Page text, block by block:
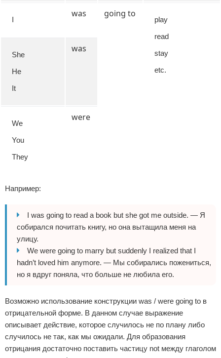
I
was going to
play
read
stay
etc.
She
He
It
was
We
You
They
were
Например:
I was going to read a book but she got me outside. — Я
собирался почитать книгу, но она вытащила меня на
улицу.
We were going to marry but suddenly I realized that I
hadn’t loved him anymore. — Мы собирались пожениться,
но я вдруг поняла, что больше не любила его.
Возможно использование конструкции was / were going to в
отрицательной форме. В данном случае выражение
описывает действие, которое случилось не по плану либо
случилось не так, как мы ожидали. Для образования
отрицания достаточно поставить частицу not между глаголом